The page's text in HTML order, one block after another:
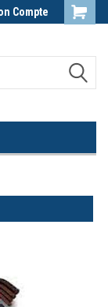
Compte